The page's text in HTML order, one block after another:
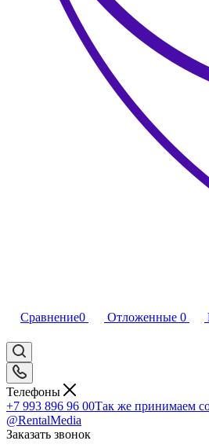
Сравнение0 Отложенные 0
Телефоны
+7 993 896 96 00Так же принимаем
@RentalMedia
Заказать звонок